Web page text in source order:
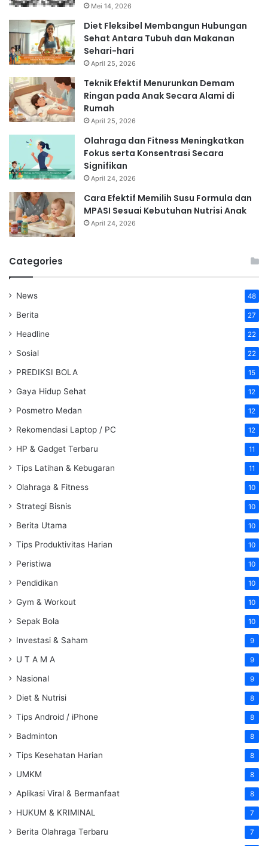
Mei 14, 2026
Diet Fleksibel Membangun Hubungan
Sehat Antara Tubuh dan Makanan
Sehari-hari
April 25, 2026
Teknik Efektif Menurunkan Demam
Ringan pada Anak Secara Alami di
Rumah
April 25, 2026
Olahraga dan Fitness Meningkatkan
Fokus serta Konsentrasi Secara
Signifikan
April 24, 2026
Cara Efektif Memilih Susu Formula dan
MPASI Sesuai Kebutuhan Nutrisi Anak
April 24, 2026
Categories
News 48
Berita 27
Headline 22
Sosial 22
PREDIKSI BOLA 15
Gaya Hidup Sehat 12
Posmetro Medan 12
Rekomendasi Laptop / PC 12
HP & Gadget Terbaru 11
Tips Latihan & Kebugaran 11
Olahraga & Fitness 10
Strategi Bisnis 10
Berita Utama 10
Tips Produktivitas Harian 10
Peristiwa 10
Pendidikan 10
Gym & Workout 10
Sepak Bola 10
Investasi & Saham 9
U T A M A 9
Nasional 9
Diet & Nutrisi 8
Tips Android / iPhone 8
Badminton 8
Tips Kesehatan Harian 8
UMKM 8
Aplikasi Viral & Bermanfaat 8
HUKUM & KRIMINAL 7
Berita Olahraga Terbaru 7